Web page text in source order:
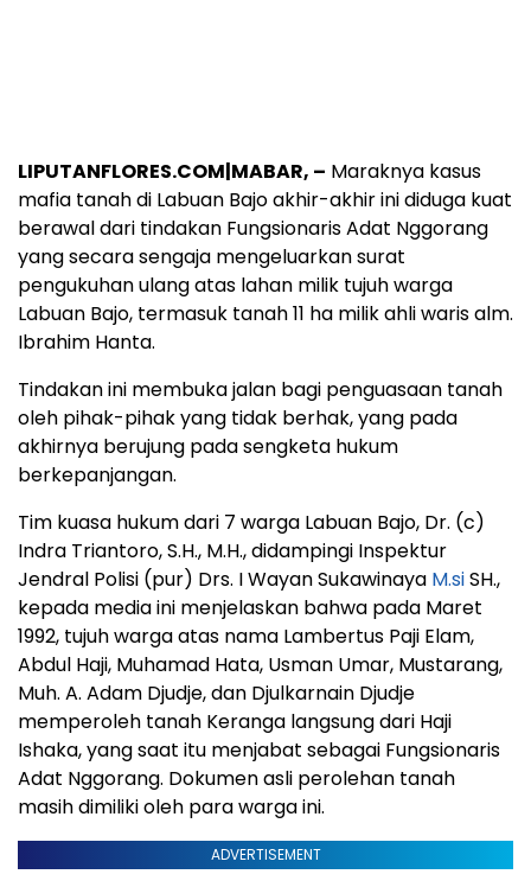
LIPUTANFLORES.COM|MABAR, – Maraknya kasus
mafia tanah di Labuan Bajo akhir-akhir ini diduga kuat
berawal dari tindakan Fungsionaris Adat Nggorang
yang secara sengaja mengeluarkan surat
pengukuhan ulang atas lahan milik tujuh warga
Labuan Bajo, termasuk tanah 11 ha milik ahli waris alm.
Ibrahim Hanta.
Tindakan ini membuka jalan bagi penguasaan tanah
oleh pihak-pihak yang tidak berhak, yang pada
akhirnya berujung pada sengketa hukum
berkepanjangan.
Tim kuasa hukum dari 7 warga Labuan Bajo, Dr. (c)
Indra Triantoro, S.H., M.H., didampingi Inspektur
Jendral Polisi (pur) Drs. I Wayan Sukawinaya M.siSH.,
kepada media ini menjelaskan bahwa pada Maret
1992, tujuh warga atas nama Lambertus Paji Elam,
Abdul Haji, Muhamad Hata, Usman Umar, Mustarang,
Muh. A. Adam Djudje, dan Djulkarnain Djudje
memperoleh tanah Keranga langsung dari Haji
Ishaka, yang saat itu menjabat sebagai Fungsionaris
Adat Nggorang. Dokumen asli perolehan tanah
masih dimiliki oleh para warga ini.
ADVERTISEMENT